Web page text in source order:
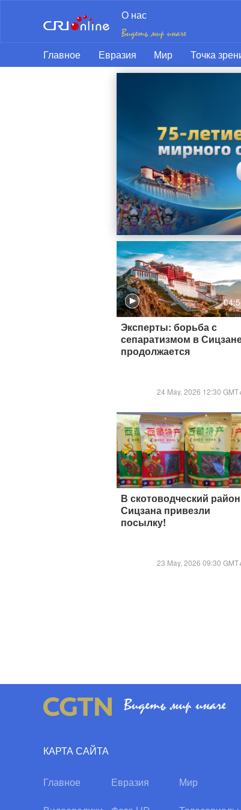
О нас
Главное Евразия Мир Точка
Эксперты: борьба с
сепаратизмом в
продолжается
24 May, 2026 12:30
В скотоводческий район
Сицзана привезли
посылку!
23 May, 2026 09:30
КАРТА САЙТА
Главное Евразия Мир